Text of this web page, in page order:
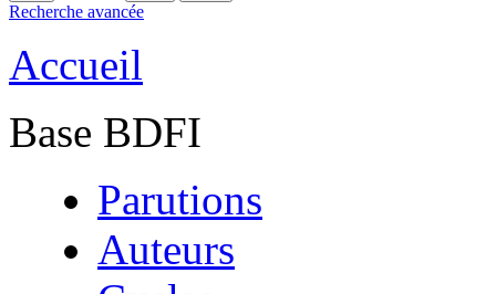
Recherche avancée
Accueil
Base BDFI
Parutions
Auteurs